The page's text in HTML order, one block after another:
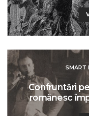
SMART
Confruntări
românesc